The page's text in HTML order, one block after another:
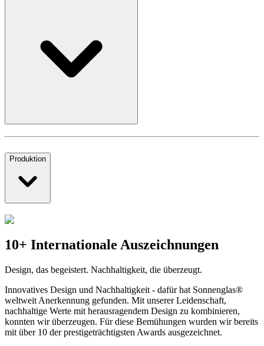
Produktion
10+ Internationale Auszeichnungen
Design, das begeistert. Nachhaltigkeit, die überzeugt.
Innovatives Design und Nachhaltigkeit - dafür hat Sonnenglas®
weltweit Anerkennung gefunden. Mit unserer Leidenschaft,
nachhaltige Werte mit herausragendem Design zu kombinieren,
konnten wir überzeugen. Für diese Bemühungen wurden wir bereits
mit über 10 der prestigeträchtigsten Awards ausgezeichnet.